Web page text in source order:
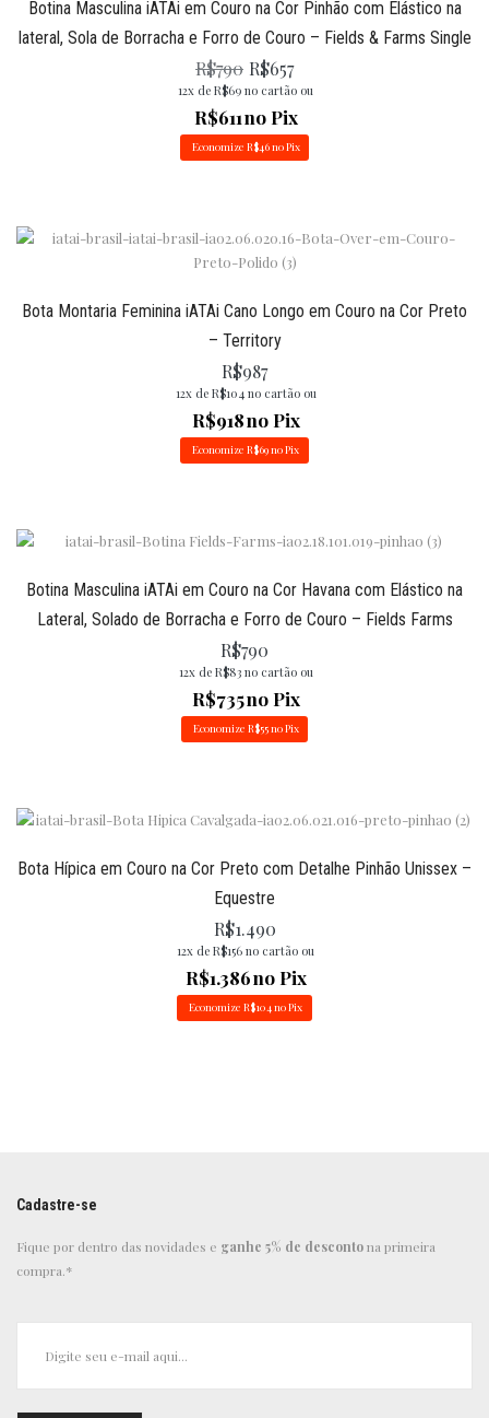
Botina Masculina iATAi em Couro na Cor Pinhão com Elástico na
lateral, Sola de Borracha e Forro de Couro – Fields & Farms Single
R$790 R$657
12x deR$69 no cartão ou
R$611no Pix
Economize R$46no Pix
Bota Montaria Feminina iATAi Cano Longo em Couro na Cor Preto
– Territory
R$987
12x de R$104no cartão ou
R$918no Pix
EconomizeR$69no Pix
Botina Masculina iATAi em Couro na Cor Havana com Elástico na
Lateral, Solado de Borracha e Forro de Couro – Fields Farms
R$790
12x de R$83no cartão ou
R$735no Pix
Economize R$55no Pix
Bota Hípica em Couro na Cor Preto com Detalhe Pinhão Unissex –
Equestre
R$1.490
12x deR$156 no cartão ou
R$1.386no Pix
EconomizeR$104no Pix
Cadastre-se
Fique por dentro das novidades e ganhe 5% de descontona primeira
compra.*